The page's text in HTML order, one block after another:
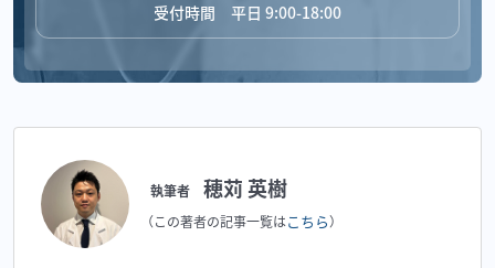
受付時間 平日 9:00-18:00
執筆者 穂苅 英樹
（この著者の記事一覧はこちら）